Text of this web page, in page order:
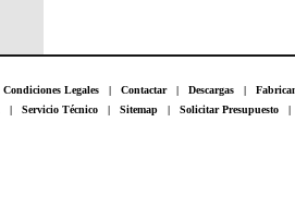
Condiciones Legales | Contactar| Descargas |
| Servicio Técnico | Sitemap | Solicitar Presupuesto